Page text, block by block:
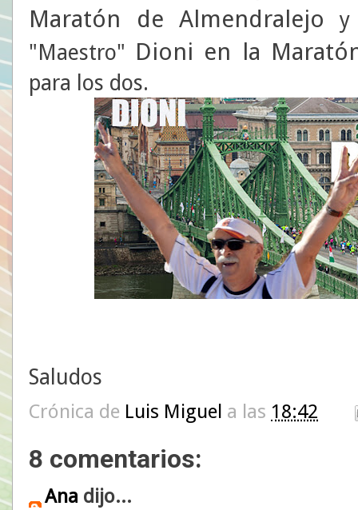
Maratón de Almendralejo y
"Maestro" Dioni en la
para los dos.
Saludos
Crónica de Luis Miguel a las 18:42
8 comentarios:
Ana dijo...